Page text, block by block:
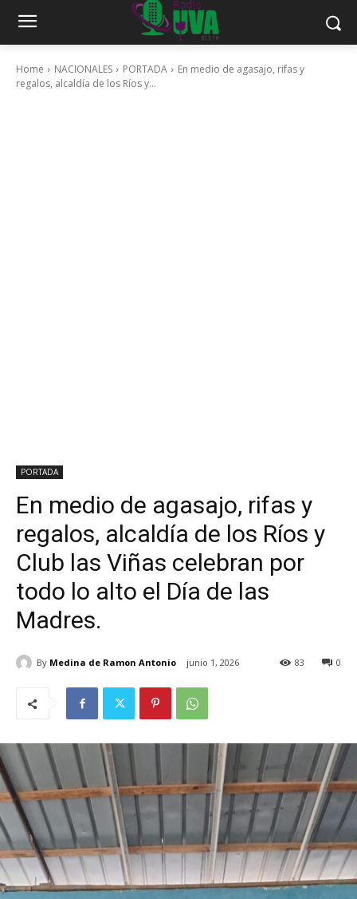
Home NACIONALES PORTADA
En medio de agasajo, rifas y
regalos, alcaldía de los Ríos y...
PORTADA
En medio de agasajo, rifas y
regalos, alcaldía de los Ríos y
Club las Viñas celebran por
todo lo alto el Día de las
Madres.
By Medina de Ramon Antonio junio 1, 2026 0
83